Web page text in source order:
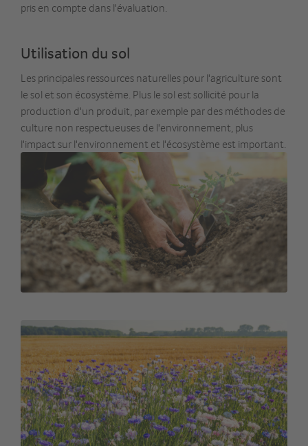
pris en compte dans l'évaluation.
Utilisation du sol
Les principales ressources naturelles pour l'agriculture sont
le sol et son écosystème. Plus le sol est sollicité pour la
production d'un produit, par exemple par des méthodes de
culture non respectueuses de l'environnement, plus
l'impact sur l'environnement et l'écosystème est important.